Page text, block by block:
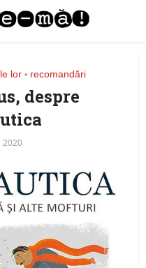
lor • recomandări
despre
2020